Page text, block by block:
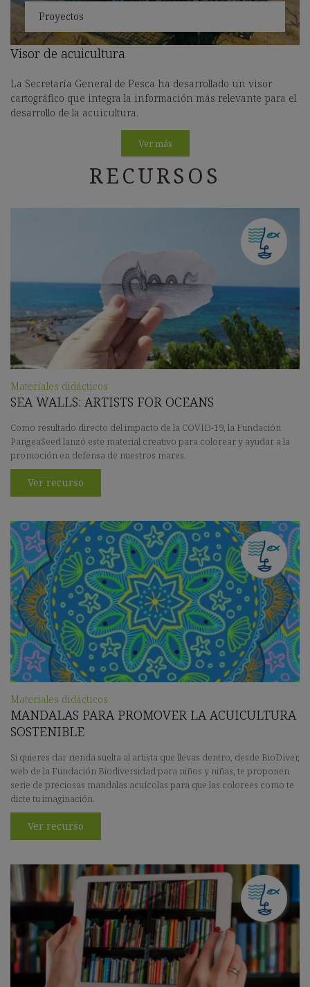
Proyectos
Visor de acuicultura
La Secretaría General de Pesca ha desarrollado un visor
cartográfico que integra la información más relevante para el
desarrollo de la acuicultura.
Ver más
RECURSOS
Materiales didácticos
SEA WALLS: ARTISTS FOR OCEANS
Como resultado directo del impacto de la COVID-19, la Fundación
PangeaSeed lanzó este material creativo para colorear y ayudar a la
promoción en defensa de nuestros mares.
Ver recurso
Materiales didácticos
MANDALAS PARA PROMOVER LA ACUICULTURA
SOSTENIBLE
Si quieres dar rienda suelta al artista que llevas dentro, desde BioDíver,
web de la Fundación Biodiversidad para niños y niñas, te proponen
serie de preciosas mandalas acuícolas para que las colorees como te
dicte tu imaginación.
Ver recurso